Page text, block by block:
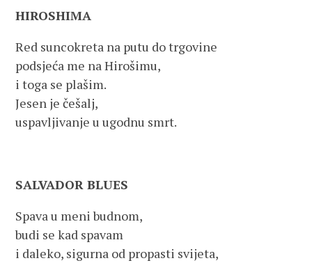
HIROSHIMA
Red suncokreta na putu do trgovine
podsjeća me na Hirošimu,
i toga se plašim.
Jesen je češalj,
uspavljivanje u ugodnu smrt.
SALVADOR BLUES
Spava u meni budnom,
budi se kad spavam
i daleko, sigurna od propasti svijeta,